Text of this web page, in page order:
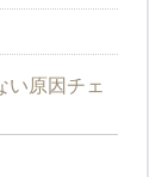
い原因チェ